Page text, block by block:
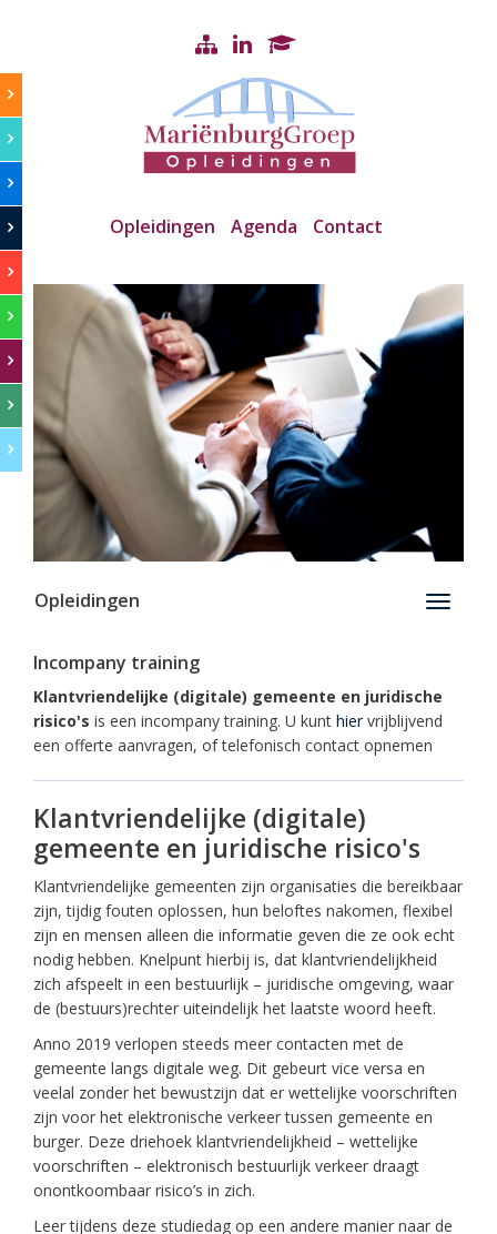
Opleidingen Agenda Contact
Toggle
Opleidingen
Incompany training
Klantvriendelijke (digitale) gemeente en juridische
risico's is een incompany training. U kunt hiervrijblijvend
een offerte aanvragen, of telefonisch contact opnemen
Klantvriendelijke (digitale)
gemeente en juridische risico's
Klantvriendelijke gemeenten zijn organisaties die bereikbaar
zijn, tijdig fouten oplossen, hun beloftes nakomen, flexibel
zijn en mensen alleen die informatie geven die ze ook echt
nodig hebben. Knelpunt hierbij is, dat klantvriendelijkheid
zich afspeelt in een bestuurlijk – juridische omgeving, waar
de (bestuurs)rechter uiteindelijk het laatste woord heeft.
Anno 2019 verlopen steeds meer contacten met de
gemeente langs digitale weg. Dit gebeurt vice versa en
veelal zonder het bewustzijn dat er wettelijke voorschriften
zijn voor het elektronische verkeer tussen gemeente en
burger. Deze driehoek klantvriendelijkheid – wettelijke
voorschriften – elektronisch bestuurlijk verkeer draagt
onontkoombaar risico’s in zich.
Leer tijdens deze studiedag op een andere manier naar de